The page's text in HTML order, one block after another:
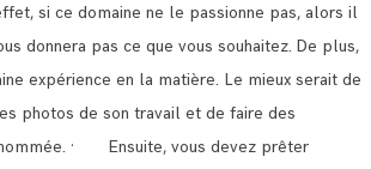
si ce domaine ne le passionne pas, alors il
donnera pas ce que vous souhaitez. De plus,
expérience en la matière. Le mieux serait de
photos de son travail et de faire des
· Ensuite, vous devez prêter